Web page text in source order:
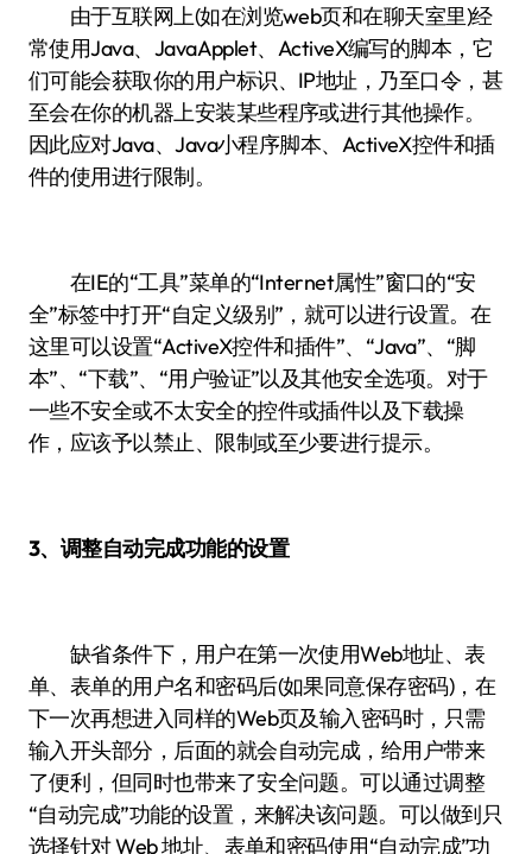
由于互联网上(如在浏览web页和在聊天室里)经
常使用Java、JavaApplet、ActiveX编写的脚本，它
们可能会获取你的用户标识、IP地址，乃至口令，甚
至会在你的机器上安装某些程序或进行其他操作。
因此应对Java、Java小程序脚本、ActiveX控件和插
件的使用进行限制。
在IE的“工具”菜单的“Internet属性”窗口的“安
全”标签中打开“自定义级别”，就可以进行设置。在
这里可以设置“ActiveX控件和插件”、“Java”、“脚
本”、“下载”、“用户验证”以及其他安全选项。对于
一些不安全或不太安全的控件或插件以及下载操
作，应该予以禁止、限制或至少要进行提示。
3、调整自动完成功能的设置
缺省条件下，用户在第一次使用Web地址、表
单、表单的用户名和密码后(如果同意保存密码)，在
下一次再想进入同样的Web页及输入密码时，只需
输入开头部分，后面的就会自动完成，给用户带来
了便利，但同时也带来了安全问题。可以通过调整
“自动完成”功能的设置，来解决该问题。可以做到只
选择针对 Web 地址、表单和密码使用“自动完成”功